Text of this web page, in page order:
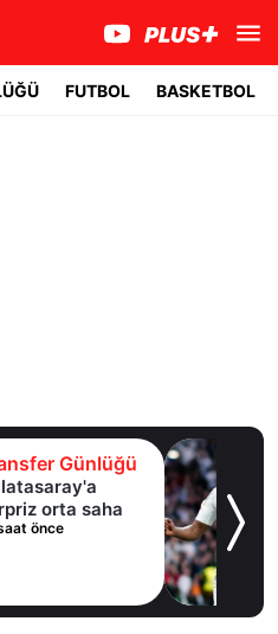
FUTBOL BASKETBOL
Günlüğü
orta saha
önce